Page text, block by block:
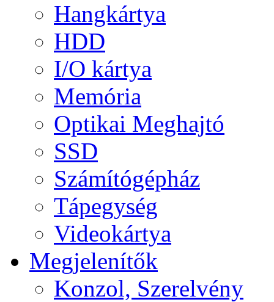
Hangkártya
HDD
I/O kártya
Memória
Optikai Meghajtó
SSD
Számítógépház
Tápegység
Videokártya
Megjelenítők
Konzol, Szerelvény